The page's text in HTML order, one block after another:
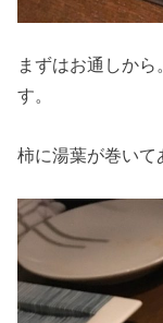
まずはお通しか
す。
柿に湯葉が巻いて